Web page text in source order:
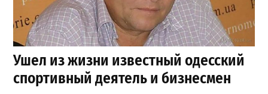
Ушел из жизни известный одесский
спортивный деятель и бизнесмен